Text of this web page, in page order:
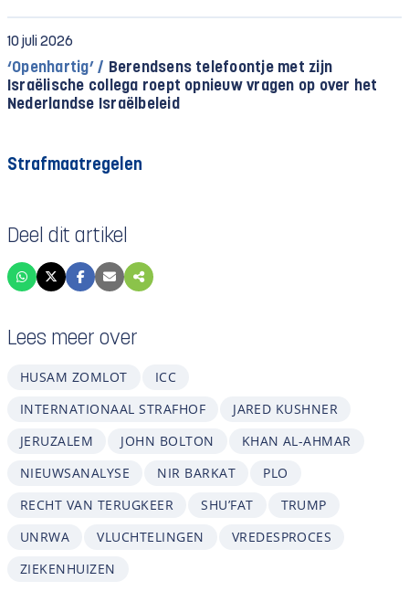
10 juli 2026
‘Openhartig’ / Berendsens telefoontje met zijn
Israëlische collega roept opnieuw vragen op over het
Nederlandse Israëlbeleid
Strafmaatregelen
Deel dit artikel
Lees meer over
HUSAM ZOMLOT
ICC
INTERNATIONAAL STRAFHOF
JARED KUSHNER
JERUZALEM
JOHN BOLTON
KHAN AL-AHMAR
NIEUWSANALYSE
NIR BARKAT
PLO
RECHT VAN TERUGKEER
SHU’FAT
TRUMP
UNRWA
VLUCHTELINGEN
VREDESPROCES
ZIEKENHUIZEN